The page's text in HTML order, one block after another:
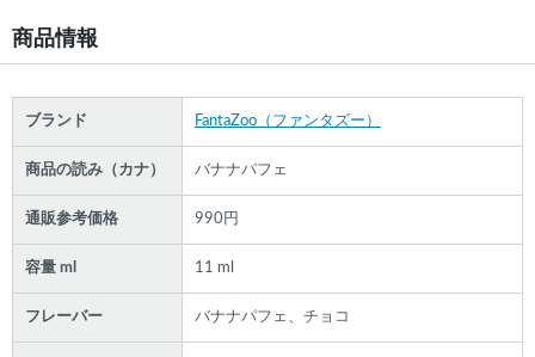
商品情報
ブランド FantaZoo（ファンタズー）
商品の読み（カナ） バナナパフェ
通販参考価格 990円
容量 ml 11 ml
フレーバー バナナパフェ、チョコ